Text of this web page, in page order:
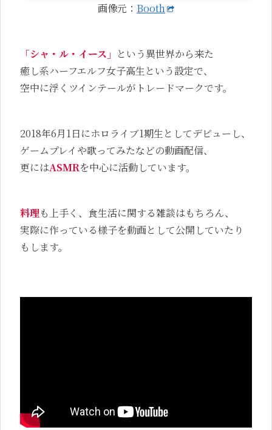
画像元： Booth
「シャ・ル・イース」 という異世界から来た
癒し系ハーフエルフ女子高生という設定で、
空中に浮くツインテールがトレードマークです。
2018年6月1日にホロライブ1期生としてデビューし、
ゲームプレイや歌ってみたなどの動画配信、
更にはASMRを中心に活動しています。
料理も上手く、食生活に関する雑談はもちろん、
実際に作っている様子を動画として公開していたり
もします。